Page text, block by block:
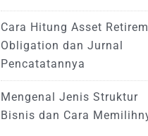
Cara Hitung Asset
Obligation dan Jurnal
Pencatatannya
Mengenal Jenis Struktur
Bisnis dan Cara